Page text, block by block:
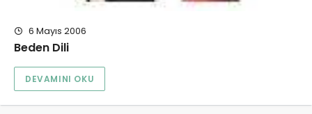
6 Mayıs 2006
Beden Dili
DEVAMINI OKU